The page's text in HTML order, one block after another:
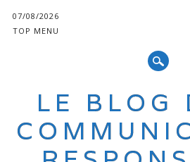
07/08/2026
TOP MENU
LE BLOG